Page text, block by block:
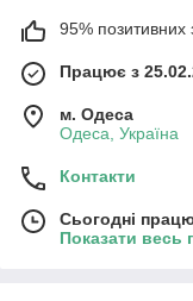
95% позитивних
Працює з
м. Одеса
Одеса, Україна
Контакти
Сьогодні
Показати весь